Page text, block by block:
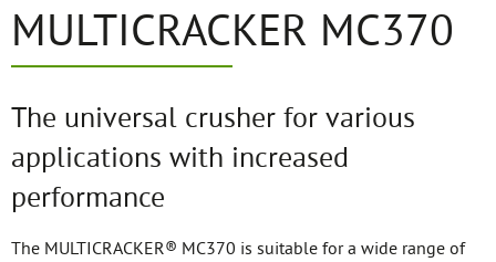
MULTICRACKER MC370
The universal crusher for various
applications with increased
performance
The MULTICRACKER® MC370 is suitable for a wide range of